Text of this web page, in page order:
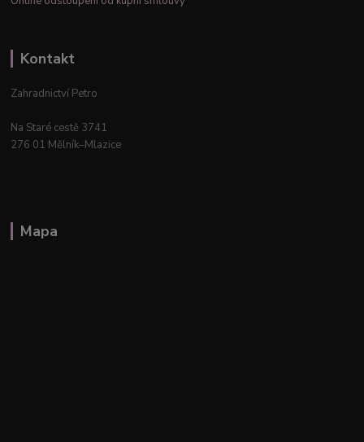
Kontakt
Zahradnictví Petro
Na Staré cestě 3741
276 01 Mělník–Mlazice
Mapa